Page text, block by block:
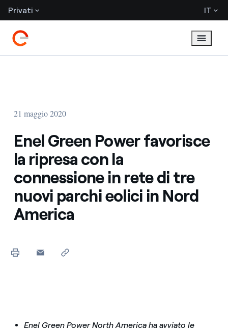
Privati IT
21 maggio 2020
Enel Green Power favorisce
la ripresa con la
connessione in rete di tre
nuovi parchi eolici in Nord
America
Enel Green Power North America ha avviato le